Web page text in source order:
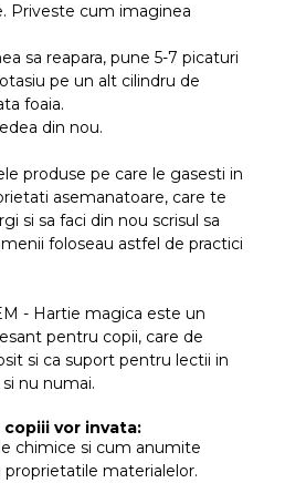
Priveste cum imaginea
sa reapara, pune 5-7 picaturi
pe un alt cilindru de
foaia.
din nou.
produse pe care le gasesti in
asemanatoare, care te
si sa faci din nou scrisul sa
foloseau astfel de practici
- Hartie magica este un
pentru copii, care de
si ca suport pentru lectii in
nu numai.
vor invata:
chimice si cum anumite
materialelor.